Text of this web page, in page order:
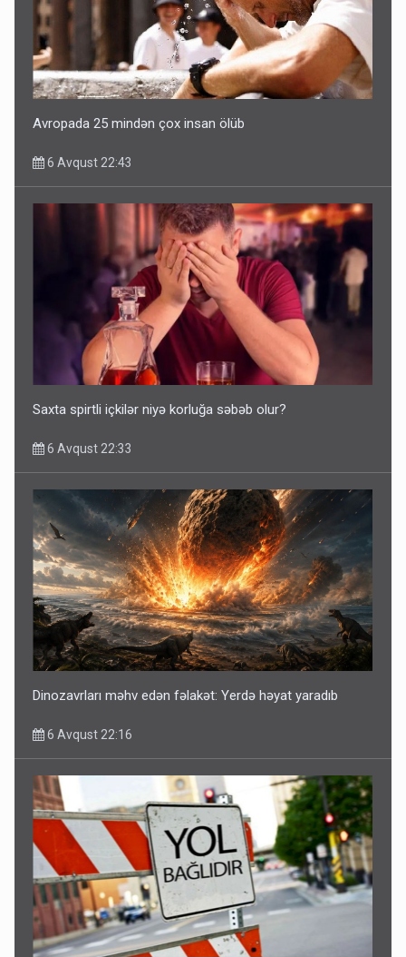
Avropada 25 mindən çox insan ölüb
6 Avqust 22:43
Saxta spirtli içkilər niyə korluğa səbəb olur?
6 Avqust 22:33
Dinozavrları məhv edən fəlakət: Yerdə həyat yaradıb
6 Avqust 22:16